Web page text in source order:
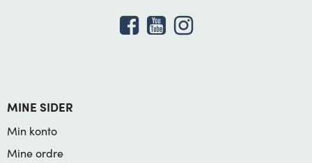
MINE SIDER
Min konto
Mine ordre